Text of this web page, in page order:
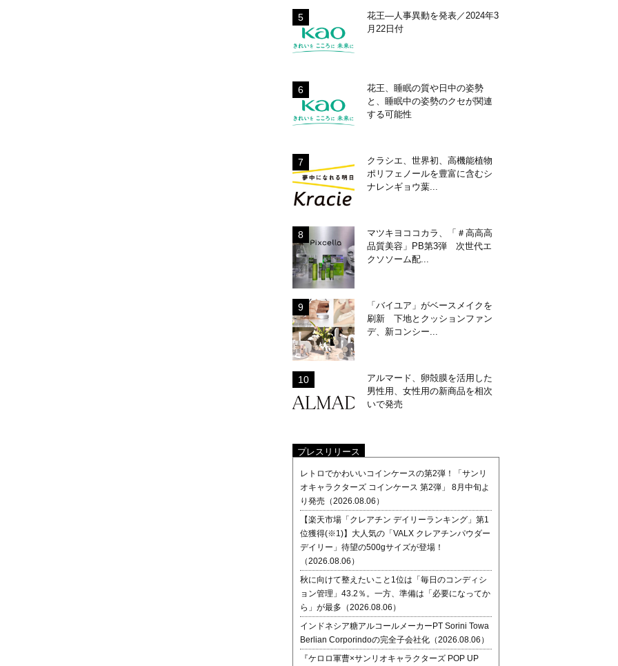
花王―人事異動を発表／2024年3
月22日付
花王、睡眠の質や日中の姿勢
と、睡眠中の姿勢のクセが関連
する可能性
クラシエ、世界初、高機能植物
ポリフェノールを豊富に含むシ
ナレンギョウ葉...
マツキヨココカラ、「＃高高高
品質美容」PB第3弾 次世代エ
クソソーム配...
「バイユア」がベースメイクを
刷新 下地とクッションファン
デ、新コンシー...
アルマード、卵殻膜を活用した
男性用、女性用の新商品を相次
いで発売
プレスリリース
レトロでかわいいコインケースの第2弾！「サンリ
オキャラクターズ コインケース 第2弾」 8月中旬よ
り発売（2026.08.06）
【楽天市場「クレアチン デイリーランキング」第1
位獲得(※1)】大人気の「VALX クレアチンパウダー
デイリー」待望の500gサイズが登場！
（2026.08.06）
秋に向けて整えたいこと1位は「毎日のコンディシ
ョン管理」43.2％。一方、準備は「必要になってか
ら」が最多（2026.08.06）
インドネシア糖アルコールメーカーPT Sorini Towa
Berlian Corporindoの完全子会社化（2026.08.06）
『ケロロ軍曹×サンリオキャラクターズ POP UP